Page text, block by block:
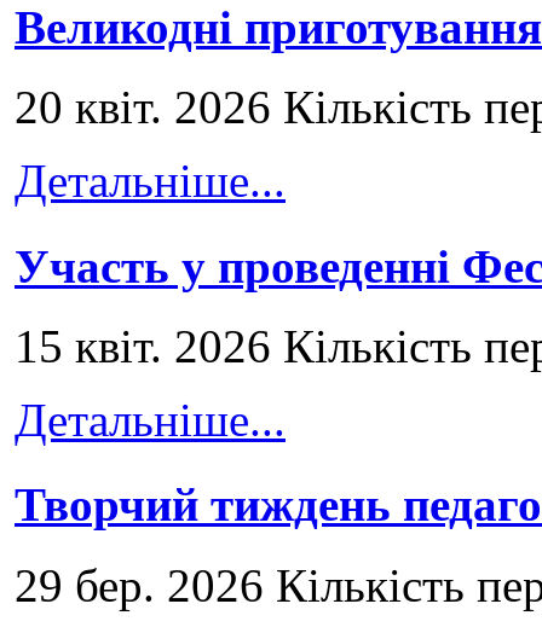
Великодні приготування
20 квіт. 2026 Кількість
Детальніше...
Участь у проведенні
15 квіт. 2026 Кількість
Детальніше...
Творчий тиждень
29 бер. 2026 Кількість